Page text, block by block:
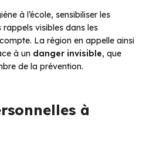
à l’école, sensibiliser les
visibles dans les
La région en appelle ainsi
à un danger invisible, que
de la prévention.
à